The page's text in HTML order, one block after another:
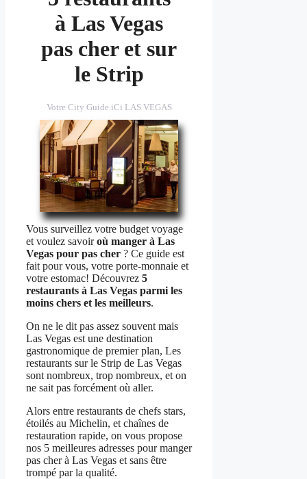
à Las Vegas
pas cher et sur
le Strip
Votre City Guide iCi LAS VEGAS
Vous surveillez votre budget voyage
et voulez savoiroù manger à Las
Vegas pour pas cher ? Ce guide est
fait pour vous, votre porte-monnaie et
votre estomac! Découvrez 5
restaurants à Las Vegas parmi les
moins chers et les meilleurs.
On ne le dit pas assez souvent mais
Las Vegas est une destination
gastronomique de premier plan, Les
restaurants sur le Strip de Las Vegas
sont nombreux, trop nombreux, et on
ne sait pas forcément où aller.
Alors entre restaurants de chefs stars,
étoilés au Michelin, et chaînes de
restauration rapide, on vous propose
nos 5 meilleures adresses pour manger
pas cher à Las Vegas et sans être
trompé par la qualité.